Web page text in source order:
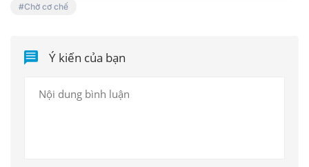
Chờ cơ chế
Ý kiến của bạn